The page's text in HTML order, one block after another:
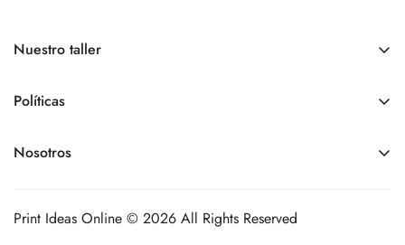
Nuestro taller
de lunes a viernes de 9:00 am a 6:00 pm, sábados y
+1 809 963 9012
Políticas
Políticas de envíos
Políticas de cancelaciones
Nosotros
Nuestro taller de producción está en la Juan Tomas Mejía y
Print Ideas Online © 2026 All Rights Reserved